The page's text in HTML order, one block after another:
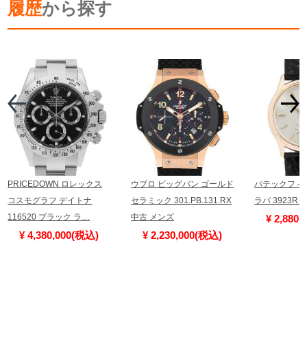
履歴から探す
PRICEDOWN ロレックス
コスモグラフ デイトナ
116520 ブラック ラ…
¥ 4,380,000(税込)
ウブロ ビッグバン ゴールド
セラミック 301.PB.131.RX
中古 メンズ
¥ 2,230,000(税込)
パテックフィ
ラバ 3923R
¥